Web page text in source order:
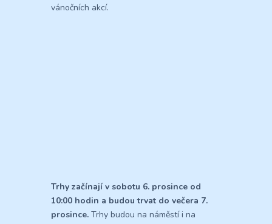
vánočních akcí.
Trhy začínají v sobotu 6. prosince od
10:00 hodin a budou trvat do večera 7.
prosince. Trhy budou na náměstí i na